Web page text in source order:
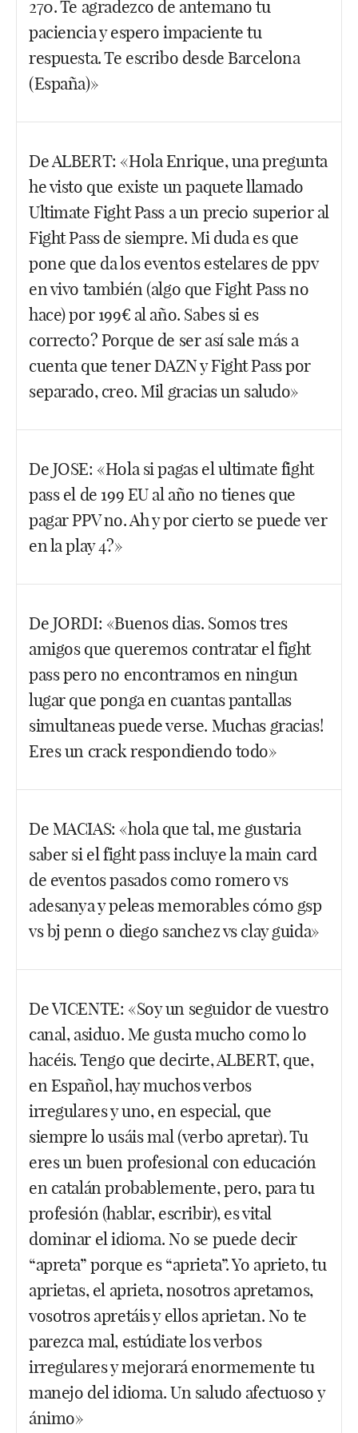
270. Te agradezco de antemano tu
paciencia y espero impaciente tu
respuesta. Te escribo desde Barcelona
(España)»
al canal de YouTube de Kolmenero. Acaba de subir
un contenido explicando todo esto. Aún no lo he
visto pero creo que te contestará a muchas
preguntas.
Facebook
Twitter
WhatsApp
De ALBERT: «Hola Enrique, una pregunta
he visto que existe un paquete llamado
Ultimate Fight Pass a un precio superior al
Fight Pass de siempre. Mi duda es que
pone que da los eventos estelares de ppv
en vivo también (algo que Fight Pass no
hace) por 199€ al año. Sabes si es
correcto? Porque de ser así sale más a
cuenta que tener DAZN y Fight Pass por
separado, creo. Mil gracias un saludo»
todo. Si te sale a cuenta, no lo dudes.
Facebook
Twitter
WhatsApp
De JOSE: «Hola si pagas el ultimate fight
pass el de 199 EU al año no tienes que
pagar PPV no. Ah y por cierto se puede ver
en la play 4?»
Play 4 no tengo ni idea, la última consola que
toqué era una NINTENDO.
Facebook
Twitter
WhatsApp
De JORDI: «Buenos dias. Somos tres
amigos que queremos contratar el fight
pass pero no encontramos en ningun
lugar que ponga en cuantas pantallas
simultaneas puede verse. Muchas gracias!
Eres un crack respondiendo todo»
queréis perder el DWCS con Dani Bárez. No
encontrar en ningún lugar lo del número de
pantallas del Fight Pass es MÁS DE LO MISMO.
El Fight Pass es un magnífico-desastroso servicio
de una empresa multimillonaria llamada UFC.
Cualquier comparación con Netflix, HBO,
DAZN…etc, es imposible. Es magnífico porque te
pasado…pero es desastroso porque NI DE COÑA
vais a saber cuántas pantallas simultáneas podéis
ver (un dato super básico) o si me apuras una vez
dado de alta no es nada sencillo darse de baja. Eso
es el FIGHT PASS desde hace ya muchos años. Si
te sirve de algo, acabo de probar el Fight Pass en el
móvil y en mi ordenador con mi cuenta. Solo me
deja en uno de ellos. Los 2 a la vez, no.
Facebook
Twitter
WhatsApp
De MACIAS: «hola que tal, me gustaria
saber si el fight pass incluye la main card
de eventos pasados como romero vs
adesanya y peleas memorables cómo gsp
vs bj penn o diego sanchez vs clay guida»
Gustafsson o el Wanderlei Silva vs. Vitor Belfort o
el Royce Gracie vs. Gordeau….etc. Claro que está
todo lo que preguntas Macias. El Fight Pass es una
suscripción absolutamente imprescindible si eres
un verdadero fan de esto y no saco nada por decirlo
Facebook
TwitterWhatsApp
De VICENTE: «Soy un seguidor de vuestro
canal, asiduo. Me gusta mucho como lo
hacéis. Tengo que decirte, ALBERT, que,
en Español, hay muchos verbos
irregulares y uno, en especial, que
siempre lo usáis mal (verbo apretar). Tu
eres un buen profesional con educación
en catalán probablemente, pero, para tu
profesión (hablar, escribir), es vital
dominar el idioma. No se puede decir
“apreta” porque es “aprieta”. Yo aprieto, tu
aprietas, el aprieta, nosotros apretamos,
vosotros apretáis y ellos aprietan. No te
parezca mal, estúdiate los verbos
irregulares y mejorará enormemente tu
manejo del idioma. Un saludo afectuoso y
ánimo»